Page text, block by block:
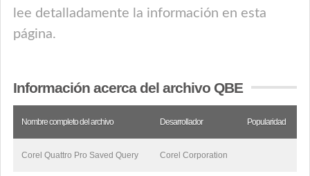
lee detalladamente la información en esta
página.
Información acerca del archivo QBE
Nombre completo del archivo Desarrollador Popularidad
Corel Quattro Pro Saved Query Corel Corporation